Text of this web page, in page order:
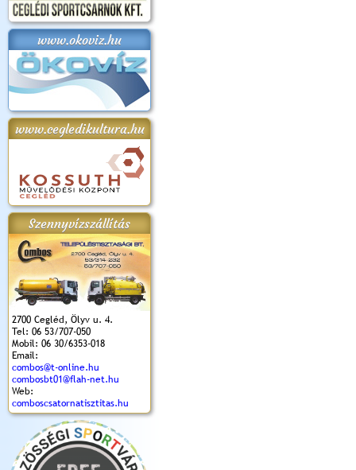
www.okoviz.hu
www.cegledikultura.hu
Szennyvízszállítás
2700 Cegléd, Ölyv u. 4.
Tel: 06 53/707-050
Mobil: 06 30/6353-018
Email:
combos@t-online.hu
combosbt01@flah-net.hu
Web:
comboscsatornatisztitas.hu
2018.
Kossuth Toborzó
Ünnepély
Szent István Ünnepe
(2017. 08. 20.)